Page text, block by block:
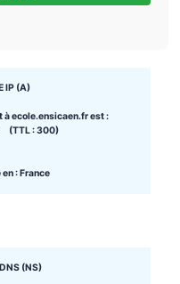
IP (A)
ecole.ensicaen.fr est :
(TTL : 300)
: France
(NS)